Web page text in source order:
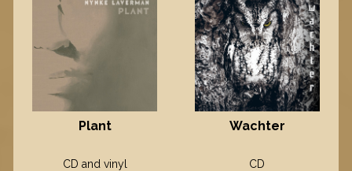
Plant
CD and vinyl
Wachter
CD